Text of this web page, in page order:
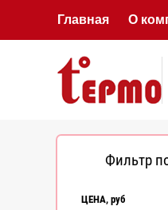
Главная О
Фильтр
ЦЕНА, руб